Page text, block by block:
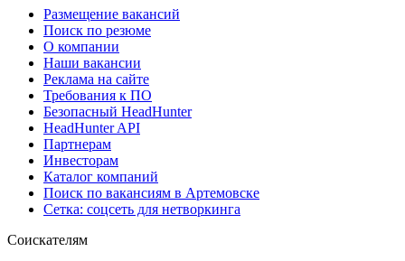
Размещение вакансий
Поиск по резюме
О компании
Наши вакансии
Реклама на сайте
Требования к ПО
Безопасный HeadHunter
HeadHunter API
Партнерам
Инвесторам
Каталог компаний
Поиск по вакансиям в Артемовске
Сетка: соцсеть для нетворкинга
Соискателям